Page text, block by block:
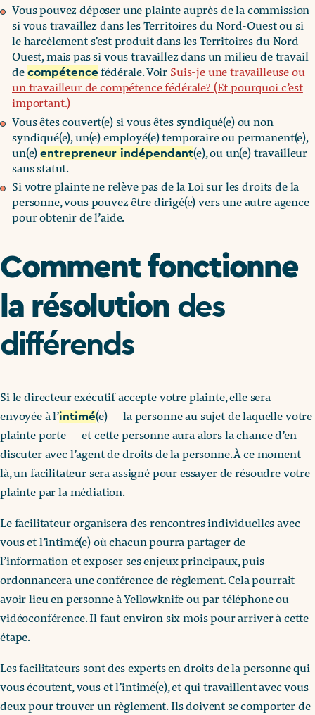
Vous pouvez déposer une plainte auprès de la commission
si vous travaillez dans les Territoires du Nord-Ouest ou si
le harcèlement s’est produit dans les Territoires du Nord-
Ouest, mais pas si vous travaillez dans un milieu de travail
de compétence fédérale. Voir Suis-je une travailleuse ou
un travailleur de compétence fédérale? (Et pourquoi c’est
important.)
Vous êtes couvert(e) si vous êtes syndiqué(e) ou non
syndiqué(e), un(e) employé(e) temporaire ou permanent(e),
un(e)entrepreneur indépendant(e), ou un(e) travailleur
sans statut.
Si votre plainte ne relève pas de la Loi sur les droits de la
personne, vous pouvez être dirigé(e) vers une autre agence
pour obtenir de l’aide.
Comment fonctionne
la résolutiondes
différends
Si le directeur exécutif accepte votre plainte, elle sera
envoyée à l’intimé(e) — la personne au sujet de laquelle votre
plainte porte — et cette personne aura alors la chance d’en
discuter avec l’agent de droits de la personne. À ce moment-
là, un facilitateur sera assigné pour essayer de résoudre votre
plainte par la médiation.
Le facilitateur organisera des rencontres individuelles avec
vous et l’intimé(e) où chacun pourra partager de
l’information et exposer ses enjeux principaux, puis
ordonnancera une conférence de règlement. Cela pourrait
avoir lieu en personne à Yellowknife ou par téléphone ou
vidéoconférence. Il faut environ six mois pour arriver à cette
étape.
Les facilitateurs sont des experts en droits de la personne qui
vous écoutent, vous et l’intimé(e), et qui travaillent avec vous
deux pour trouver un règlement. Ils doivent se comporter de